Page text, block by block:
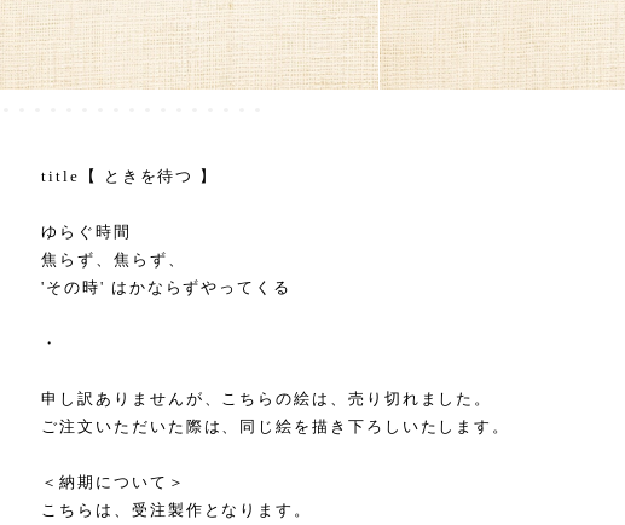
title【 ときを待つ 】
ゆらぐ時間
焦らず、焦らず、
'その時' はかならずやってくる
・
申し訳ありませんが、こちらの絵は、売り切れました。
ご注文いただいた際は、同じ絵を描き下ろしいたします。
＜納期について＞
こちらは、受注製作となります。